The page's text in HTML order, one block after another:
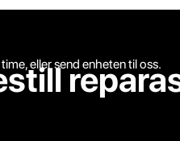
eller send enheten til oss.